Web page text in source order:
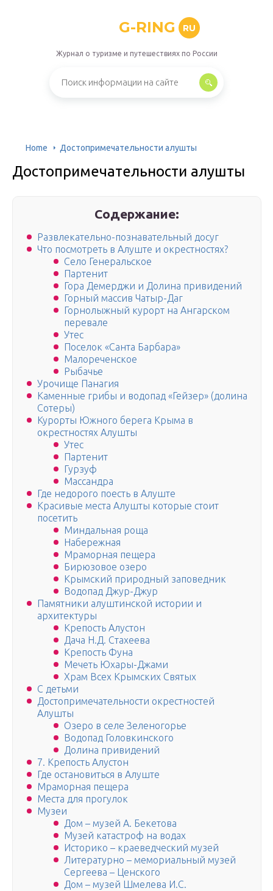
G-RING RU
Журнал о туризме и путешествиях по России
Home Достопримечательности алушты
Достопримечательности алушты
Содержание:
Развлекательно-познавательный досуг
Что посмотреть в Алуште и окрестностях?
Село Генеральское
Партенит
Гора Демерджи и Долина привидений
Горный массив Чатыр-Даг
Горнолыжный курорт на Ангарском
перевале
Утес
Поселок «Санта Барбара»
Малореченское
Рыбачье
Урочище Панагия
Каменные грибы и водопад «Гейзер» (долина
Сотеры)
Курорты Южного берега Крыма в
окрестностях Алушты
Утес
Партенит
Гурзуф
Массандра
Где недорого поесть в Алуште
Красивые места Алушты которые стоит
посетить
Миндальная роща
Набережная
Мраморная пещера
Бирюзовое озеро
Крымский природный заповедник
Водопад Джур-Джур
Памятники алуштинской истории и
архитектуры
Крепость Алустон
Дача Н.Д. Стахеева
Крепость Фуна
Мечеть Юхары-Джами
Храм Всех Крымских Святых
С детьми
Достопримечательности окрестностей
Алушты
Озеро в селе Зеленогорье
Водопад Головкинского
Долина привидений
7. Крепость Алустон
Где остановиться в Алуште
Мраморная пещера
Места для прогулок
Музеи
Дом – музей А. Бекетова
Музей катастроф на водах
Историко – краеведческий музей
Литературно – мемориальный музей
Сергеева – Ценского
Дом – музей Шмелева И.С.